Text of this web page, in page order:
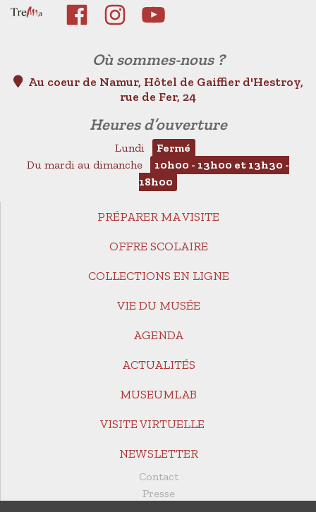
Où sommes-nous ?
Au coeur de Namur, Hôtel de Gaiffier d'Hestroy,
rue de Fer, 24
Heures d’ouverture
Lundi
Fermé
Du mardi au dimanche
10h00 - 13h00 et 13h30 -
18h00
PRÉPARER MA VISITE
OFFRE SCOLAIRE
COLLECTIONS EN LIGNE
VIE DU MUSÉE
AGENDA
ACTUALITÉS
MUSEUMLAB
VISITE VIRTUELLE
NEWSLETTER
Contact
Presse